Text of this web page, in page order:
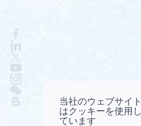
当社のウェブサイト
はクッキーを使用し
ています